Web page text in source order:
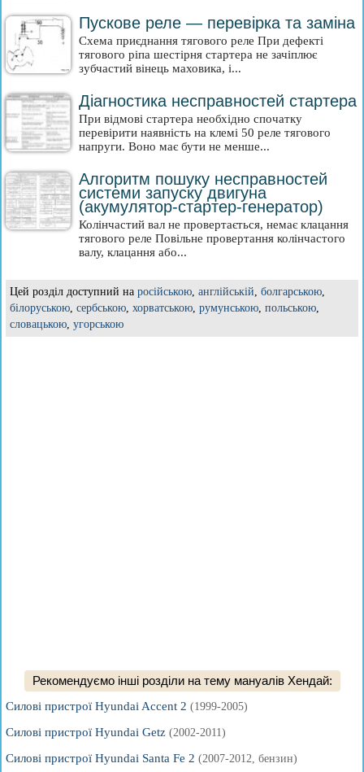
Пускове реле — перевірка та заміна
Схема приєднання тягового реле При дефекті
тягового ріпа шестірня стартера не зачіплює
зубчастий вінець маховика, і...
Діагностика несправностей стартера
При відмові стартера необхідно спочатку
перевірити наявність на клемі 50 реле тягового
напруги. Воно має бути не менше...
Алгоритм пошуку несправностей
системи запуску двигуна
(акумулятор-стартер-генератор)
Колінчастий вал не провертається, немає клацання
тягового реле Повільне провертання колінчастого
валу, клацання або...
Цей розділ доступний на російською, англійській, болгарською,
білоруською, сербською, хорватською, румунською, польською,
словацькою, угорською
Рекомендуємо інші розділи на тему мануалів Хендай:
Силові пристрої Hyundai Accent 2 (1999-2005)
Силові пристрої Hyundai Getz (2002-2011)
Силові пристрої Hyundai Santa Fe 2 (2007-2012, бензин)